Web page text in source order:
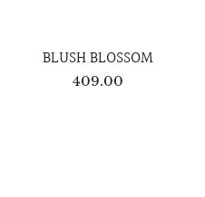
BLUSH BLOSSOM
409.00